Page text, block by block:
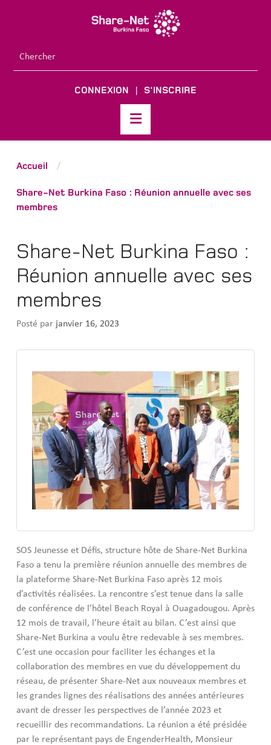
CONNEXION S'INSCRIRE
Accueil /
Share-Net Burkina Faso : Réunion annuelle avec ses
membres
Share-Net Burkina Faso :
Réunion annuelle avec ses
membres
Posté par janvier 16, 2023
SOS Jeunesse et Défis, structure hôte de Share-Net Burkina
Faso a tenu la première réunion annuelle des membres de
la plateforme Share-Net Burkina Faso après 12 mois
d’activités réalisées. La rencontre s’est tenue dans la salle
de conférence de l’hôtel Beach Royal à Ouagadougou. Après
12 mois de travail, l’heure était au bilan. C’est ainsi que
Share-Net Burkina a voulu être redevable à ses membres.
C’est une occasion pour faciliter les échanges et la
collaboration des membres en vue du développement du
réseau, de présenter Share-Net aux nouveaux membres et
les grandes lignes des réalisations des années antérieures
avant de dresser les perspectives de l’année 2023 et
recueillir des recommandations. La réunion a été présidée
par le représentant pays de EngenderHealth, Monsieur